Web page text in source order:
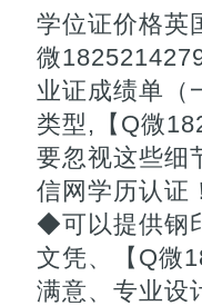
学位证价格英
微
业证成绩单（
类型,【Q微
要忽视这些细
信网学历认
◆可以提供钢
文凭、【Q微
满意、专业设